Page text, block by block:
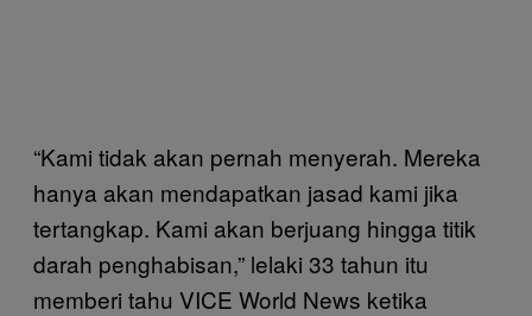
“Kami tidak akan pernah menyerah. Mereka
hanya akan mendapatkan jasad kami jika
tertangkap. Kami akan berjuang hingga titik
darah penghabisan,” lelaki 33 tahun itu
memberi tahu VICE World News ketika